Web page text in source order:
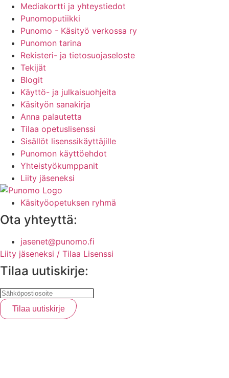
Mediakortti ja yhteystiedot
Punomoputiikki
Punomo - Käsityö verkossa ry
Punomon tarina
Rekisteri- ja tietosuojaseloste
Tekijät
Blogit
Käyttö- ja julkaisuohjeita
Käsityön sanakirja
Anna palautetta
Tilaa opetuslisenssi
Sisällöt lisenssikäyttäjille
Punomon käyttöehdot
Yhteistyökumppanit
Liity jäseneksi
Käsityöopetuksen ryhmä
Ota yhteyttä:
jasenet@punomo.fi
Liity jäseneksi / Tilaa Lisenssi
Tilaa uutiskirje: